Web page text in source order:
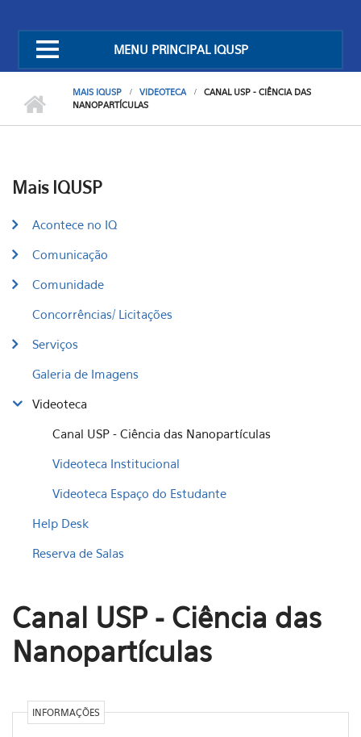
MENU PRINCIPAL IQUSP
MAIS IQUSP VIDEOTECA
CANAL USP - CIÊNCIA DAS
NANOPARTÍCULAS
Mais IQUSP
Acontece no IQ
Comunicação
Comunidade
Concorrências/ Licitações
Serviços
Galeria de Imagens
Videoteca
Canal USP - Ciência das Nanopartículas
Videoteca Institucional
Videoteca Espaço do Estudante
Help Desk
Reserva de Salas
Canal USP - Ciência das
Nanopartículas
INFORMAÇÕES